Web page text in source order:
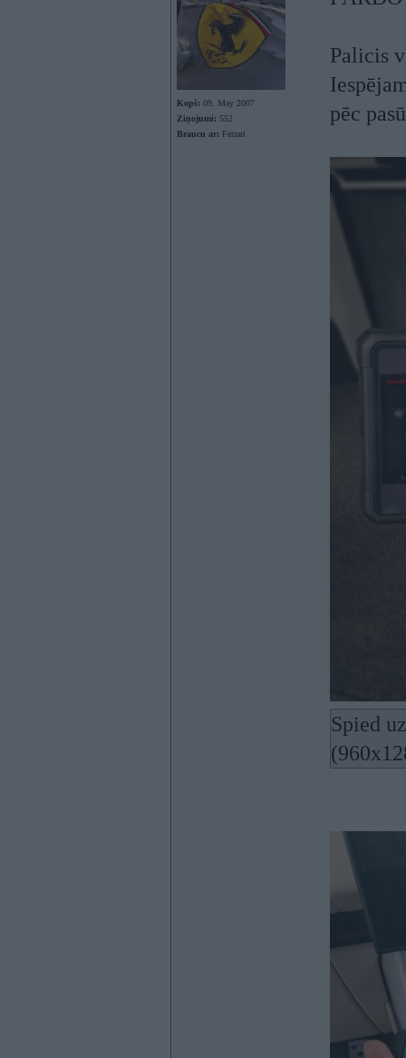
Kopš: 09. May 2007
Ziņojumi: 552
Braucu ar: Ferrari
Palicis
pēc
Spied